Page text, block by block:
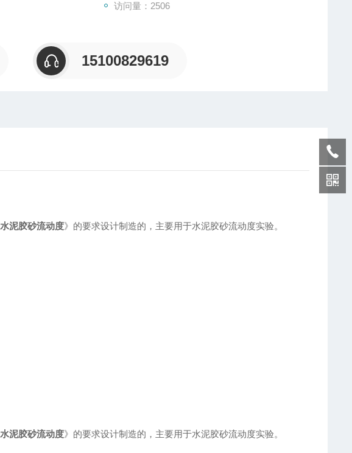
访问量：2506
15100829619
水泥胶砂流动度》的要求设计制造的，主要用于水泥胶砂流动度实验。
水泥胶砂流动度》的要求设计制造的，主要用于水泥胶砂流动度实验。